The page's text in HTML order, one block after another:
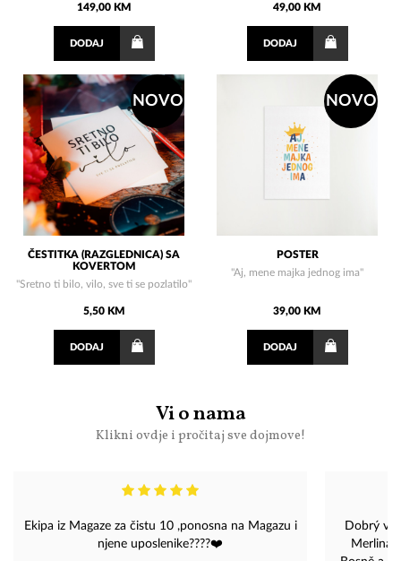
149,00 KM
DODAJ
49,00 KM
DODAJ
NOVO
ČESTITKA (RAZGLEDNICA) SA
KOVERTOM
"Sretno ti bilo, vilo, sve ti se pozlatilo"
5,50 KM
DODAJ
NOVO
POSTER
"Aj, mene majka jednog ima"
39,00 KM
DODAJ
Vi o nama
Klikni ovdje i pročitaj sve dojmove!
Ekipa iz Magaze za čistu 10 ,ponosna na Magazu i
njene uposlenike????❤️
Dobrý večer, chtěl jsem navštívit
Merlina,